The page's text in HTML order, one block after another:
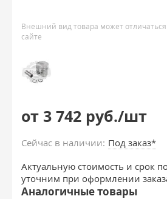
Внешний вид товара может
сайте
от 3 742 руб./шт
Сейчас в наличии: Под заказ*
Актуальную стоимость и срок
уточним при оформлении
Аналогичные товары